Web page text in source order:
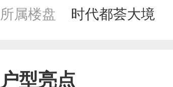
所属楼盘 时代都荟大境
户型亮点